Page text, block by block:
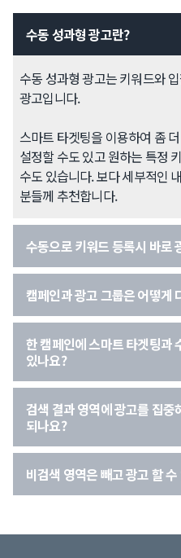
수동 성과형 광고란?
수동 성과형 광고는 키워드와
광고입니다.
스마트 타겟팅을 이용하여 좀
설정할 수도 있고 원하는 특정
수도 있습니다. 보다 세부적인
분들께 추천합니다.
수동으로 키워드 등록시 바로
캠페인과 광고 그룹은 어떻게
한 캠페인에 스마트 타겟팅과
있나요?
검색 결과 영역에 광고를 집중
되나요?
비검색 영역은 빼고 광고 할